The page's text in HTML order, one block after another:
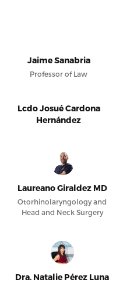
Jaime Sanabria
Professor of Law
Lcdo Josué Cardona
Hernández
Laureano Giraldez MD
Otorhinolaryngology and
Head and Neck Surgery
Dra. Natalie Pérez Luna